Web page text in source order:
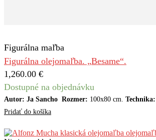
Figurálna maľba
Figurálna olejomaľba. „Besame“.
1,260.00 €
Dostupné na objednávku
Autor: Ja Sancho Rozmer: 100x80 cm. Technika:
Pridať do košíka